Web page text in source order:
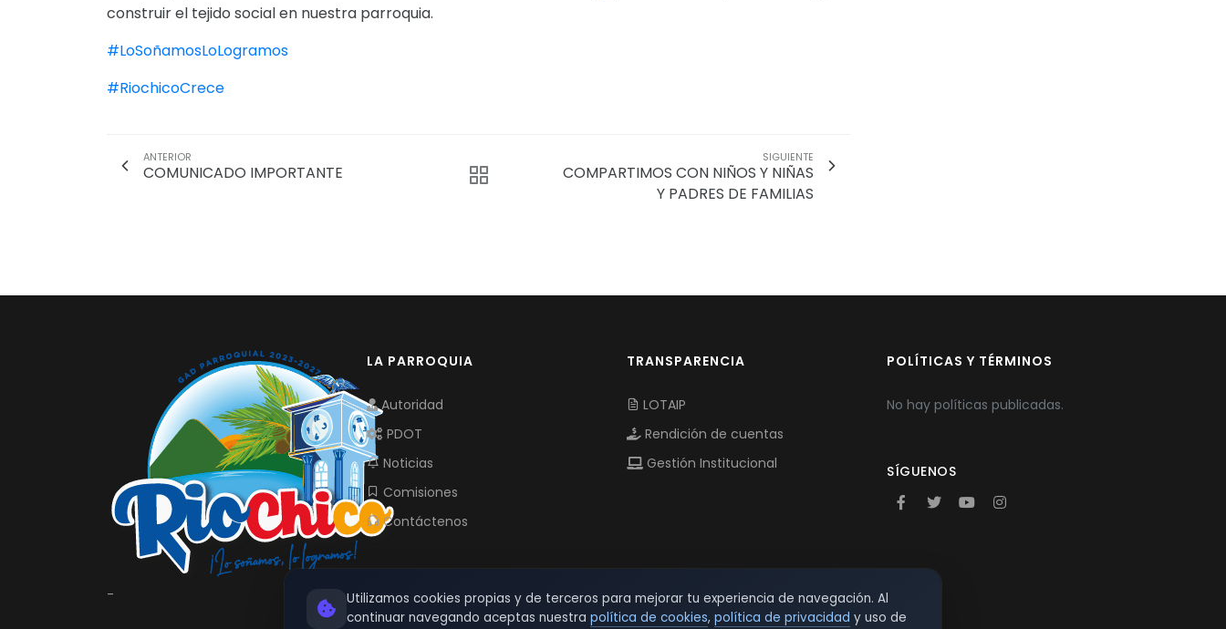
construir el tejido social en nuestra parroquia.
#LoSoñamosLoLogramos
#RiochicoCrece
ANTERIOR
COMUNICADO IMPORTANTE
SIGUIENTE
COMPARTIMOS CON NIÑOS Y NIÑAS
Y PADRES DE FAMILIAS
-
LA PARROQUIA
Autoridad
PDOT
Noticias
Comisiones
Contáctenos
TRANSPARENCIA
LOTAIP
Rendición de cuentas
Gestión Institucional
POLÍTICAS Y TÉRMINOS
No hay políticas publicadas.
SÍGUENOS
Utilizamos cookies propias y de terceros para mejorar tu experiencia de navegación. Al
continuar navegando aceptas nuestra política de cookies, política de privacidad y uso de